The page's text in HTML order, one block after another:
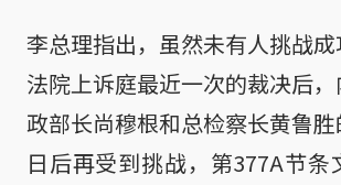
李总理指出，虽然未有人挑战
法院上诉庭最近一次的裁决后
政部长尚穆根和总检察长黄鲁
日后再受到挑战，第377A节条